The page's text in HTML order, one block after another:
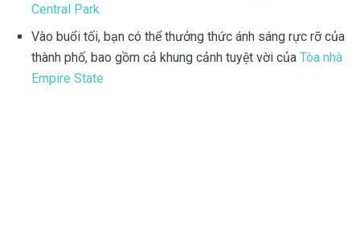
Central Park
Vào buổi tối, bạn có thể thưởng thức ánh sáng rực rỡ của
thành phố, bao gồm cả khung cảnh tuyệt vời của Tòa nhà
Empire State